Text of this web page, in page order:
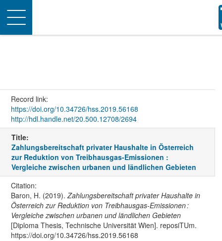
Toggle
navigation
Record link:
https://doi.org/10.34726/hss.2019.56168
http://hdl.handle.net/20.500.12708/2694
Title:
Zahlungsbereitschaft privater Haushalte in Österreich
zur Reduktion von Treibhausgas-Emissionen :
Vergleiche zwischen urbanen und ländlichen Gebieten
Citation:
Baron, H. (2019).Zahlungsbereitschaft privater Haushalte in
Österreich zur Reduktion von Treibhausgas-Emissionen :
Vergleiche zwischen urbanen und ländlichen Gebieten
[Diploma Thesis, Technische Universität Wien]. reposiTUm.
https://doi.org/10.34726/hss.2019.56168